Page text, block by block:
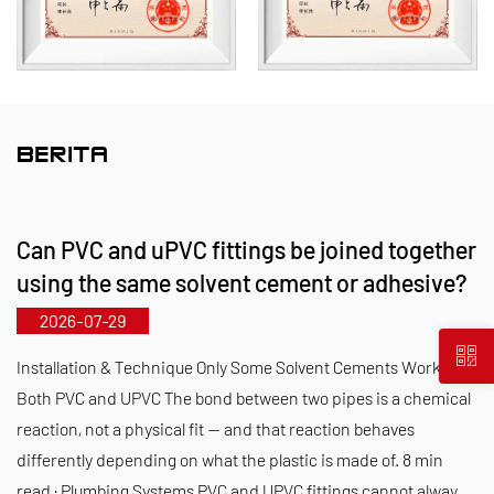
dengan rangkaian tipe dan spesifikasi yang
lengkap. Khususnya, katup kupu-kupu kami dapat
mengatasi kesenjangan pasar dan
Dipandu oleh prinsip “Berbasis Teknologi,
Mengikuti Perkembangan Zaman,” Kaixin
mengalokasikan hampir RMB 10 juta per tahun
untuk penelitian dan pengembangan. Kami
memastikan kualitas produk yang unggul melalui
manufaktur otomatis berstandar dan sumber
bahan baku impor yang ketat. Selaras dengan
BERITA
Can PVC and uPVC fittings be joined together
using the same solvent cement or adhesive?
2026-07-29
Installation & Technique Only Some Solvent Cements Work for
Both PVC and UPVC The bond between two pipes is a chemical
reaction, not a physical fit — and that reaction behaves
differently depending on what the plastic is made of. 8 min